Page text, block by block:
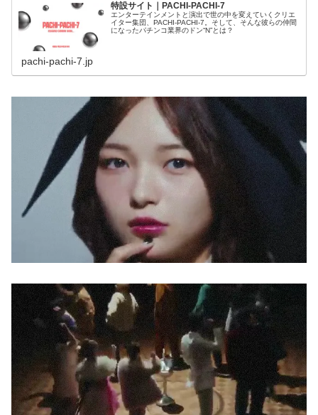
特設サイト｜PACHI-PACHI-7
エンターテインメントと演出で世の中を変えていくクリエ
イター集団、PACHI-PACHI-7。そして、そんな彼らの仲間
になったパチンコ業界のドン“N”とは？
pachi-pachi-7.jp